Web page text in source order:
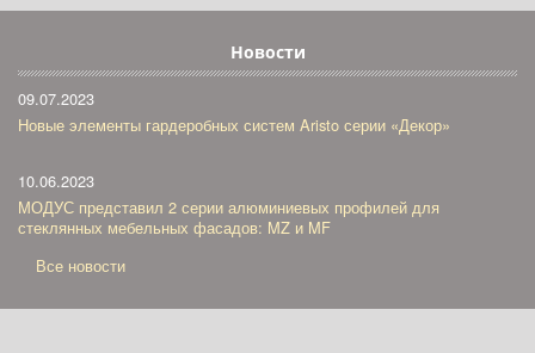
Новости
09.07.2023
Новые элементы гардеробных систем Aristo серии «Декор»
10.06.2023
МОДУС представил 2 серии алюминиевых профилей для
стеклянных мебельных фасадов: MZ и MF
Все новости